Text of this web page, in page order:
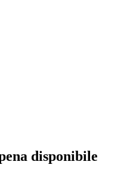
disponibile